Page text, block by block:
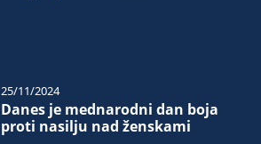
Danes je mednarodni dan boja
proti nasilju nad ženskami
25/11/2024